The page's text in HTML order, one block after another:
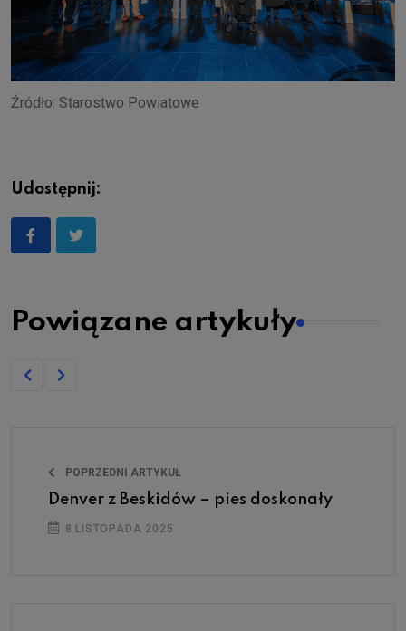
Źródło: Starostwo Powiatowe
Udostępnij:
Powiązane artykuły
POPRZEDNI ARTYKUŁ
Denver z Beskidów – pies doskonały
8 LISTOPADA 2025